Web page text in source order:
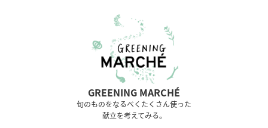
GREENING MARCHÉ
旬のものをなるべくたくさん使った
献立を考えてみる。